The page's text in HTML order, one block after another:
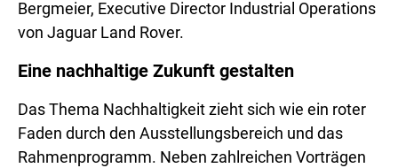
Bergmeier, Executive Director Industrial Operations
von Jaguar Land Rover.
​Eine nachhaltige Zukunft gestalten
Das Thema Nachhaltigkeit zieht sich wie ein roter
Faden durch den Ausstellungsbereich und das
Rahmenprogramm. Neben zahlreichen Vorträgen